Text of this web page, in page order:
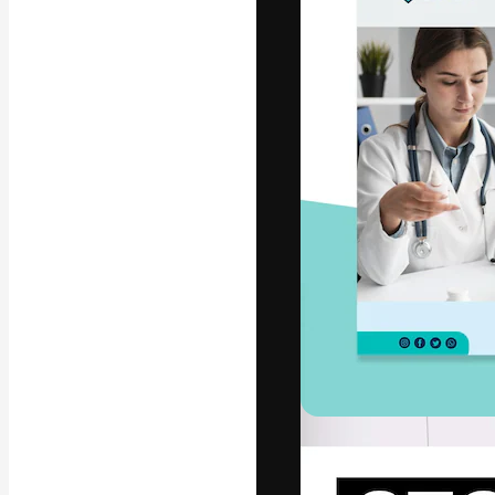
migliori lavori.
creativi,
Italiano
Copyright ©